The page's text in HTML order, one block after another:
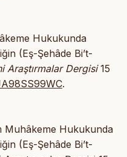
Hukukunda
(Eş-Şehâde Bi’t-
Araştırmalar Dergisi15
.
Muhâkeme Hukukunda
(Eş-Şehâde Bi’t-